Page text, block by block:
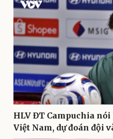
Văn hóa
Sân khấu - Điện ảnh
Văn học
Âm nhạc
HLV ĐT Campuchia
Việt Nam, dự đoán đội